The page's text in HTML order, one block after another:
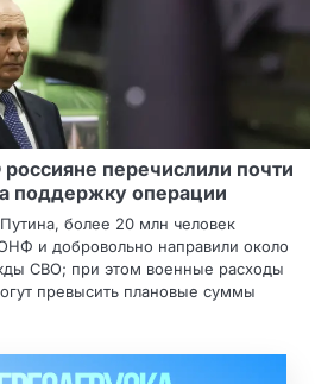
перечислили почти
поддержку операции
более 20 млн человек
и добровольно направили около
СВО; при этом военные расходы
превысить плановые суммы